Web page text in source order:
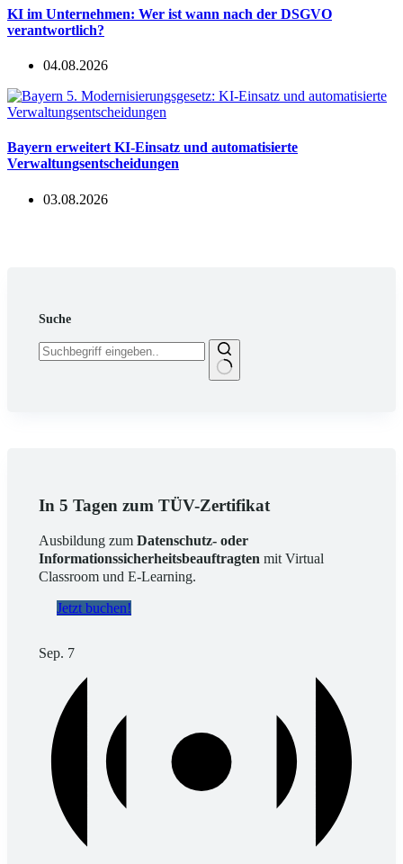
KI im Unternehmen: Wer ist wann nach der DSGVO
verantwortlich?
04.08.2026
Bayern erweitert KI-Einsatz und automatisierte
Verwaltungsentscheidungen
03.08.2026
Suche
In 5 Tagen zum TÜV-Zertifikat
Ausbildung zum Datenschutz- oder
Informationssicherheitsbeauftragten mit Virtual
Classroom und E-Learning.
Jetzt buchen!
Sep. 7